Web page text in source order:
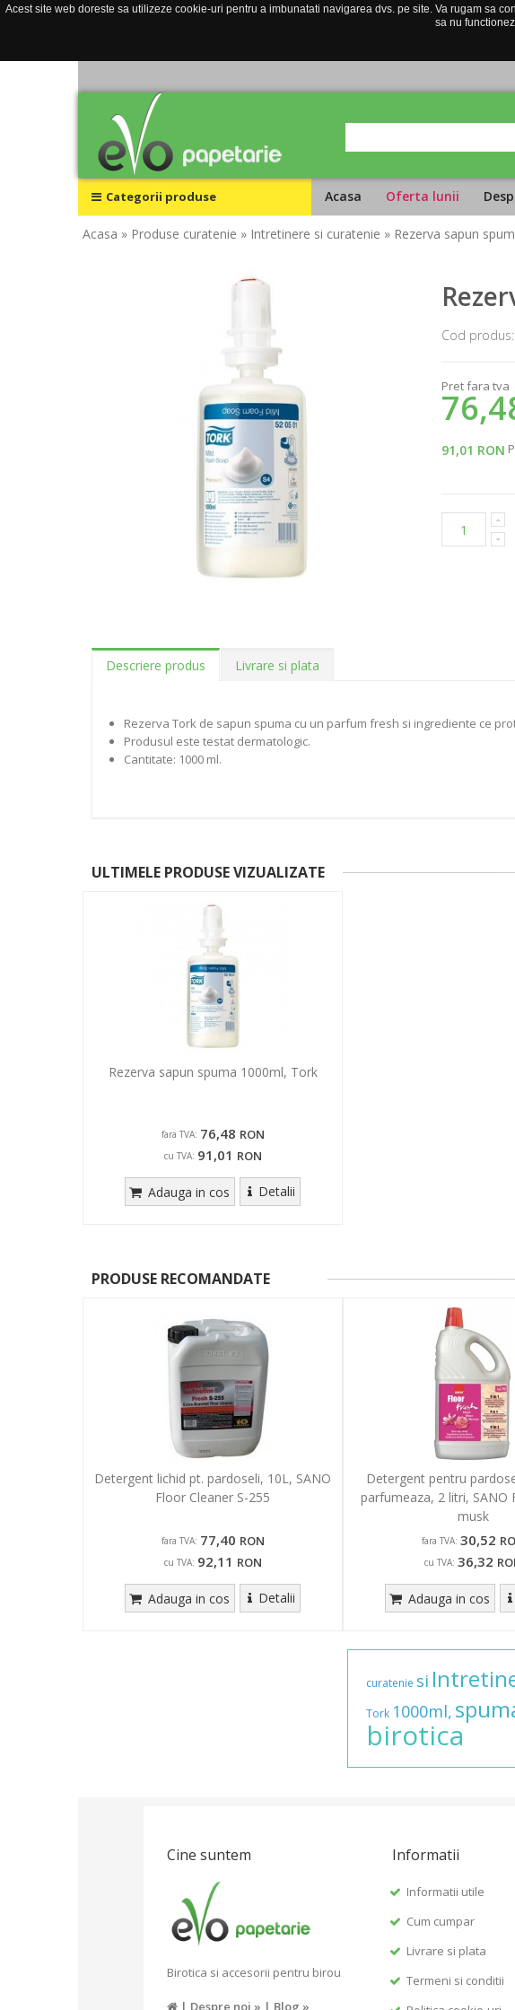
Acest site web doreste sa utilizeze cookie-uri pentru a imbunatati navigarea dvs. pe site. Va rugam sa
sa nu
Categorii produse Acasa Oferta lunii
Acasa » Produse curatenie » Intretinere si curatenie » Rezerva sapun
Cod produs:
Pret fara tva
91,01 RON
Descriere produs Livrare si plata
Rezerva Tork de sapun spuma cu un parfum fresh si ingrediente ce
Produsul este testat dermatologic.
Cantitate: 1000 ml.
ULTIMELE PRODUSE VIZUALIZATE
Rezerva sapun spuma 1000ml, Tork
fara TVA: 76,48 RON
cu TVA: 91,01 RON
Adauga in cos Detalii
PRODUSE RECOMANDATE
Detergent lichid pt. pardoseli, 10L, SANO
Floor Cleaner S-255
fara TVA: 77,40 RON
cu TVA: 92,11 RON
Adauga in cos Detalii
Detergent pentru
parfumeaza, 2 litri, SANO
musk
fara TVA: 30,52
cu TVA: 36,32
Adauga in cos
curatenie si
Tork 1000ml,
birotica
Cine suntem
Birotica si accesorii pentru birou
| Despre noi » | Blog »
Informatii
Informatii utile
Cum cumpar
Livrare si plata
Termeni si conditii